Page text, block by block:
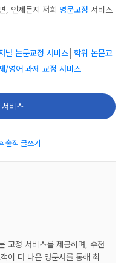
, 언제든지 저희 영문교정 서비스
널 논문교정 서비스 학위 논문교
/영어 과제 교정 서비스
비스
술적 글쓰기
교정 서비스를 제공하며, 수천
이 더 나은 영문서를 통해 최